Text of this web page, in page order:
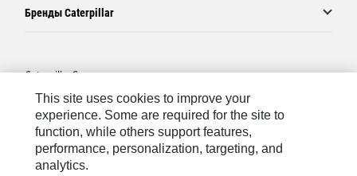
Бренды Caterpillar
Caterpillar.com
Связаться С Caterpillar
Карта Сайта
Cookie Settings
This site uses cookies to improve your
experience. Some are required for the site to
function, while others support features,
performance, personalization, targeting, and
analytics.